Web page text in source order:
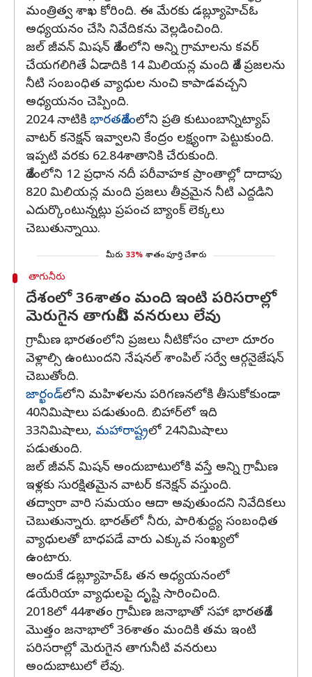
మంత్రిత్వ శాఖ కోరింది. ఈ మేరకు డబ్ల్యూహెచ్ఓ
అధ్యయనం చేసి నివేదికను వెల్లడించింది.
జల్ జీవన్ మిషన్ దేశంలోని అన్ని గ్రామాలను కవర్
చేయగలిగితే ఏడాదికి 14 మిలియన్ల మంది దేశ ప్రజలను
నీటి సంబంధిత వ్యాధుల నుంచి కాపాడవచ్చని
అధ్యయనం చెప్పింది.
2024 నాటికి భారతదేశంలోని ప్రతి కుటుంబాన్నిట్యాప్
వాటర్ కనెక్షన్ ఇవ్వాలని కేంద్రం లక్ష్యంగా పెట్టుకుంది.
ఇప్పటి వరకు 62.84శాతానికి చేరుకుంది.
దేశంలోని 12 ప్రధాన నదీ పరీవాహక ప్రాంతాల్లో దాదాపు
820 మిలియన్ల మంది ప్రజలు తీవ్రమైన నీటి ఎద్దడిని
ఎదుర్కొంటున్నట్లు ప్రపంచ బ్యాంక్ లెక్కలు
చెబుతున్నాయి.
మీరు 33% శాతం పూర్తి చేశారు
తాగునీరు
దేశంలో 36శాతం మంది ఇంటి పరిసరాల్లో
మెరుగైన తాగునీటి వనరులు లేవు
గ్రామీణ భారతంలోని ప్రజలు నీటికోసం చాలా దూరం
వెళ్లాల్సి ఉంటుందని నేషనల్ శాంపిల్ సర్వే ఆర్గనైజేషన్
చెబుతోంది.
జార్ఖండ్‌లోని మహిళలను పరిగణనలోకి తీసుకోకుండా
40నిమిషాలు పడుతుంది. బిహార్‌లో ఇది
33నిమిషాలు, మహారాష్ట్రలో 24నిమిషాలు
పడుతుంది.
జల్ జీవన్ మిషన్ అందుబాటులోకి వస్తే అన్ని గ్రామీణ
ఇళ్లకు సురక్షితమైన వాటర్ కనెక్షన్ వస్తుంది.
తద్వారా వారి సమయం ఆదా అవుతుందని నివేదికలు
చెబుతున్నారు. భారత్‌లో నీరు, పారిశుద్ధ్య సంబంధిత
వ్యాధులతో బాధపడే వారు ఎక్కువ సంఖ్యలో
ఉంటారు.
అందుకే డబ్ల్యూహెచ్ఓ తన అధ్యయనంలో
డయేరియా వ్యాధులపై దృష్టి సారించింది.
2018లో 44శాతం గ్రామీణ జనాభాతో సహా భారతదేశ
మొత్తం జనాభాలో 36శాతం మందికి తమ ఇంటి
పరిసరాల్లో మెరుగైన తాగునీటి వనరులు
అందుబాటులో లేవు.